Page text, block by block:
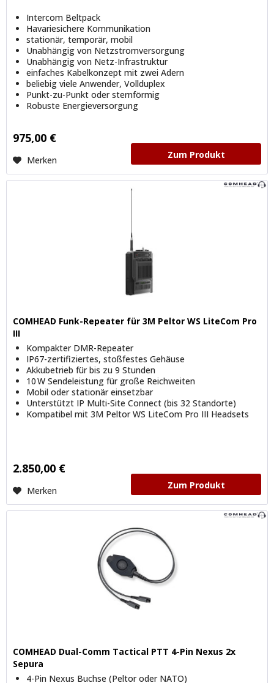
Intercom Beltpack
Havariesichere Kommunikation
stationär, temporär, mobil
Unabhängig von Netzstromversorgung
Unabhängig von Netz-Infrastruktur
einfaches Kabelkonzept mit zwei Adern
beliebig viele Anwender, Vollduplex
Punkt-zu-Punkt oder sternförmig
Robuste Energieversorgung
975,00 €
Merken Zum Produkt
COMHEAD Funk-Repeater für 3M Peltor WS LiteCom Pro
III
Kompakter DMR-Repeater
IP67-zertifiziertes, stoßfestes Gehäuse
Akkubetrieb für bis zu 9 Stunden
10 W Sendeleistung für große Reichweiten
Mobil oder stationär einsetzbar
Unterstützt IP Multi-Site Connect (bis 32 Standorte)
Kompatibel mit 3M Peltor WS LiteCom Pro III Headsets
2.850,00 €
Merken Zum Produkt
COMHEAD Dual-Comm Tactical PTT 4-Pin Nexus 2x
Sepura
4-Pin Nexus Buchse (Peltor oder NATO)